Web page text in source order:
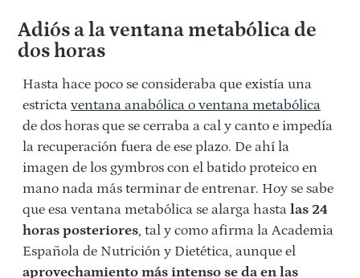
Adiós a la ventana metabólica de
dos horas
Hasta hace poco se consideraba que existía una
estricta ventana anabólica o ventana metabólica
de dos horas que se cerraba a cal y canto e impedía
la recuperación fuera de ese plazo. De ahí la
imagen de los gymbros con el batido proteico en
mano nada más terminar de entrenar. Hoy se sabe
que esa ventana metabólica se alarga hasta las 24
horas posteriores, tal y como afirma la Academia
Española de Nutrición y Dietética, aunque el
aprovechamiento más intenso se da en las